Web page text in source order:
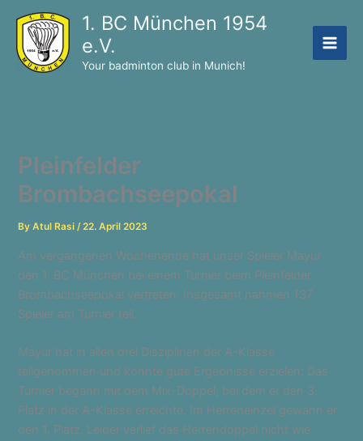
content
1. BC München 1954
e.V.
Your badminton club in Munich!
Pleinfelder
Brombachseepokal
ByAtul Rasi/22. April 2023
Am vergangenen Wochenende hat unser Spieler Mayur
den 1. BC München bei einem Turnier beim Pleinfelder
Brombachseepokal vertreten. Insgesamt nahmen 137
Spieler am Turnier teil.
Mayur hat in allen drei Disziplinen der A-Klasse
teilgenommen und konnte gute Ergebnisse erzielen: Das
Turnier begann mit dem Mix-Doppel, bei dem er den 3.
Platz in der A-Klasse erreichte. Im Herreneinzel gewann er
den 1. Platz. Leider verlief das Herrendoppel nicht wie